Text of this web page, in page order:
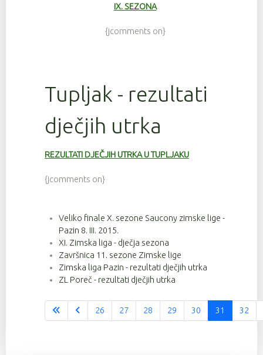
IX. SEZONA
{jcomments on}
Tupljak - rezultati
dječjih utrka
REZULTATI DJEČJIH UTRKA U TUPLJAKU
{jcomments on}
Veliko finale X. sezone Saucony zimske lige -
Pazin 8. III. 2015.
XI. Zimska liga - dječja sezona
Završnica 11. sezone Zimske lige
Zimska liga Pazin - rezultati dječjih utrka
ZL Poreč - rezultati dječjih utrka
Stranica 31 od 37
26 27 28 29 30 31 32